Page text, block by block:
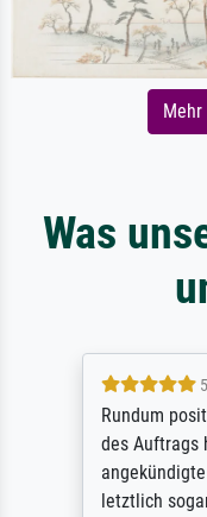
Was
Rundum
des Auftrags
letztlich